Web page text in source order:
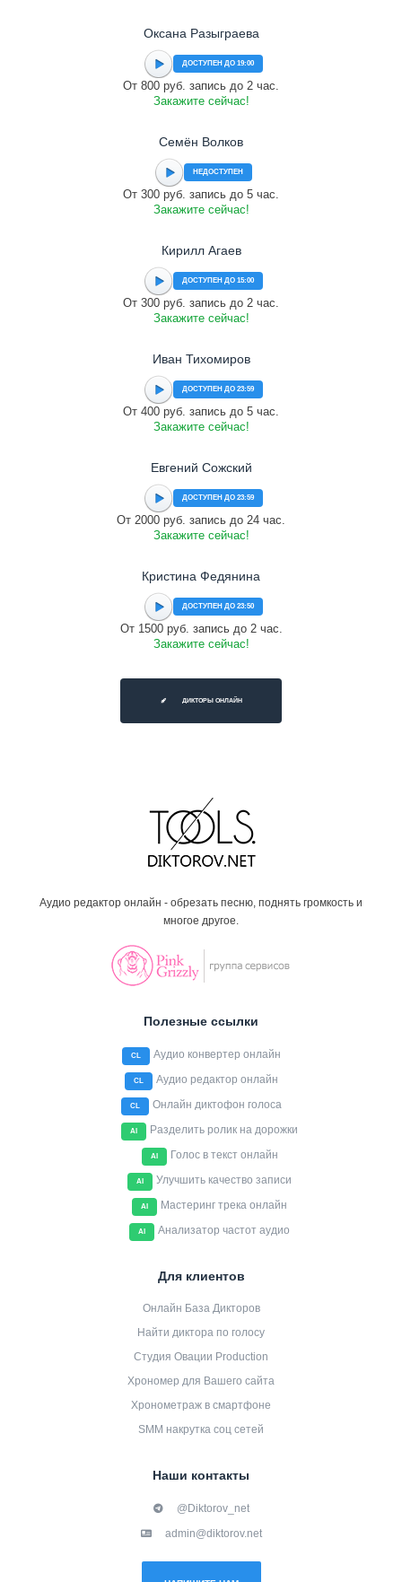
Оксана Разыграева
ДОСТУПЕН ДО 19:00
От 800 руб. запись до 2 час.
Закажите сейчас!
Семён Волков
НЕДОСТУПЕН
От 300 руб. запись до 5 час.
Закажите сейчас!
Кирилл Агаев
ДОСТУПЕН ДО 15:00
От 300 руб. запись до 2 час.
Закажите сейчас!
Иван Тихомиров
ДОСТУПЕН ДО 23:59
От 400 руб. запись до 5 час.
Закажите сейчас!
Евгений Сожский
ДОСТУПЕН ДО 23:59
От 2000 руб. запись до 24 час.
Закажите сейчас!
Кристина Федянина
ДОСТУПЕН ДО 23:50
От 1500 руб. запись до 2 час.
Закажите сейчас!
ДИКТОРЫ ОНЛАЙН
Аудио редактор онлайн - обрезать песню, поднять громкость и
многое другое.
Полезные ссылки
CL Аудио конвертер онлайн
CL Аудио редактор онлайн
CL Онлайн диктофон голоса
AI Разделить ролик на дорожки
AI Голос в текст онлайн
AI Улучшить качество записи
AI Мастеринг трека онлайн
AI Анализатор частот аудио
Для клиентов
Онлайн База Дикторов
Найти диктора по голосу
Студия Овации Production
Хрономер для Вашего сайта
Хронометраж в смартфоне
SMM накрутка соц сетей
Наши контакты
@Diktorov_net
admin@diktorov.net